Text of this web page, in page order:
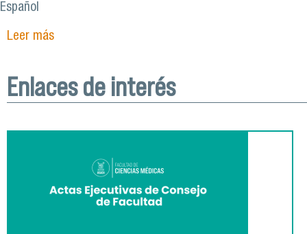
Español
Leer mássobre Seminario internacional organizado por la
Enlaces de interés